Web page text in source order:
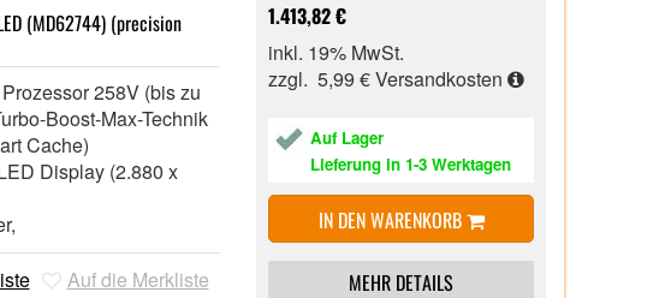
(MD62744) (precision
258V (bis zu
Boost-Max-Technik
Cache)
Display (2.880 x
140V, Auf die Merkliste
1.413,82 €
inkl. 19% MwSt.
zzgl. 5,99 €Versandkosten
Auf Lager
Lieferung in 1-3 Werktagen
IN DEN WARENKORB
MEHR DETAILS